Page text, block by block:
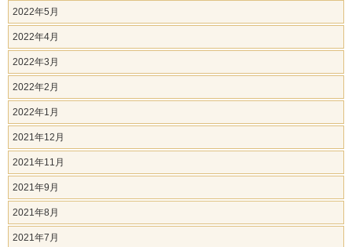
2022年5月
2022年4月
2022年3月
2022年2月
2022年1月
2021年12月
2021年11月
2021年9月
2021年8月
2021年7月